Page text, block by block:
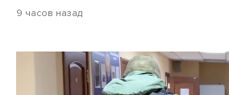
9 часов назад